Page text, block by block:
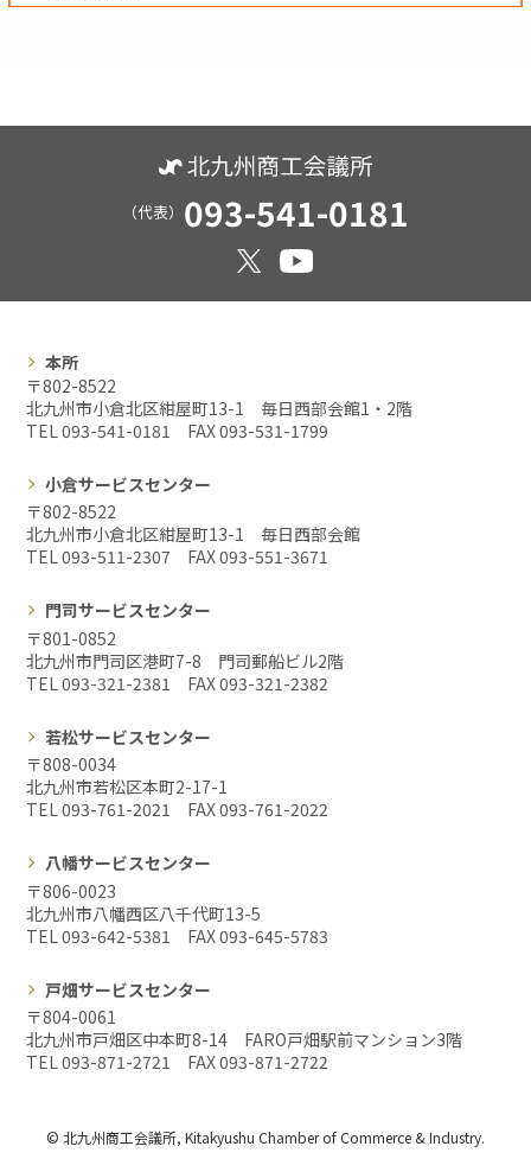
（代表） 093-541-0181
本所
〒802-8522
北九州市小倉北区紺屋町13-1 毎日西部会館1・2階
TEL 093-541-0181 FAX093-531-1799
小倉サービスセンター
〒802-8522
北九州市小倉北区紺屋町13-1 毎日西部会館
TEL 093-511-2307 FAX093-551-3671
門司サービスセンター
〒801-0852
北九州市門司区港町7-8 門司郵船ビル2階
TEL 093-321-2381 FAX093-321-2382
若松サービスセンター
〒808-0034
北九州市若松区本町2-17-1
TEL 093-761-2021 FAX093-761-2022
八幡サービスセンター
〒806-0023
北九州市八幡西区八千代町13-5
TEL 093-642-5381 FAX093-645-5783
戸畑サービスセンター
〒804-0061
北九州市戸畑区中本町8-14 FARO戸畑駅前マンション3階
TEL 093-871-2721 FAX093-871-2722
© 北九州商工会議所, Kitakyushu Chamber of Commerce & Industry.